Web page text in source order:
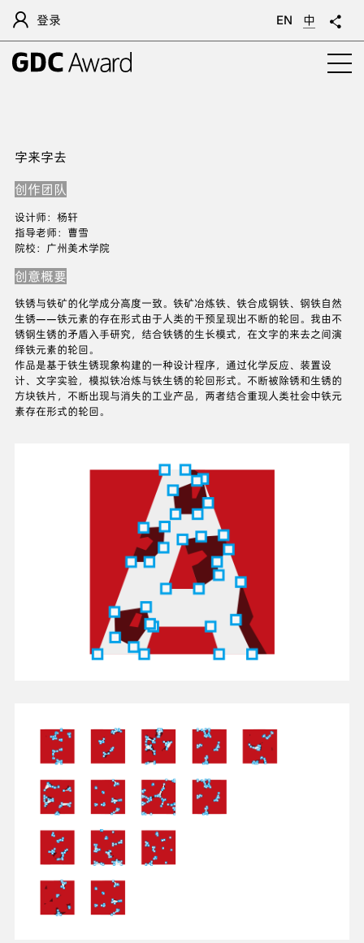
登录 EN 中
字来字去
创作团队
设计师：杨轩
指导老师：曹雪
院校：广州美术学院
创意概要
铁锈与铁矿的化学成分高度一致。铁矿冶炼铁、铁合成钢铁、钢铁自然
生锈——铁元素的存在形式由于人类的干预呈现出不断的轮回。我由不
锈钢生锈的矛盾入手研究，结合铁锈的生长模式，在文字的来去之间演
绎铁元素的轮回。
作品是基于铁生锈现象构建的一种设计程序，通过化学反应、装置设
计、文字实验，模拟铁冶炼与铁生锈的轮回形式。不断被除锈和生锈的
方块铁片，不断出现与消失的工业产品，两者结合重现人类社会中铁元
素存在形式的轮回。